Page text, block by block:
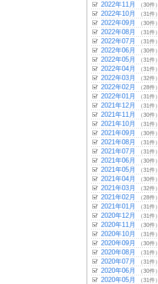
2022年11月 （30件）
2022年10月 （31件）
2022年09月 （30件）
2022年08月 （31件）
2022年07月 （31件）
2022年06月 （30件）
2022年05月 （31件）
2022年04月 （31件）
2022年03月 （32件）
2022年02月 （28件）
2022年01月 （31件）
2021年12月 （31件）
2021年11月 （30件）
2021年10月 （31件）
2021年09月 （30件）
2021年08月 （31件）
2021年07月 （31件）
2021年06月 （30件）
2021年05月 （31件）
2021年04月 （30件）
2021年03月 （32件）
2021年02月 （28件）
2021年01月 （31件）
2020年12月 （31件）
2020年11月 （30件）
2020年10月 （31件）
2020年09月 （30件）
2020年08月 （31件）
2020年07月 （31件）
2020年06月 （30件）
2020年05月 （31件）